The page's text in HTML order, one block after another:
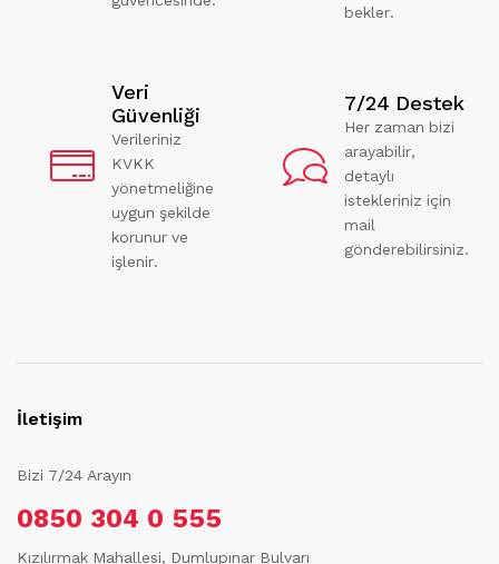
bekler.
Veri
Güvenliği
Verileriniz
KVKK
yönetmeliğine
uygun şekilde
korunur ve
işlenir.
7/24 Destek
Her zaman bizi
arayabilir,
detaylı
istekleriniz için
mail
gönderebilirsiniz.
İletişim
Bizi 7/24 Arayın
0850 304 0 555
Kızılırmak Mahallesi, Dumlupınar Bulvarı